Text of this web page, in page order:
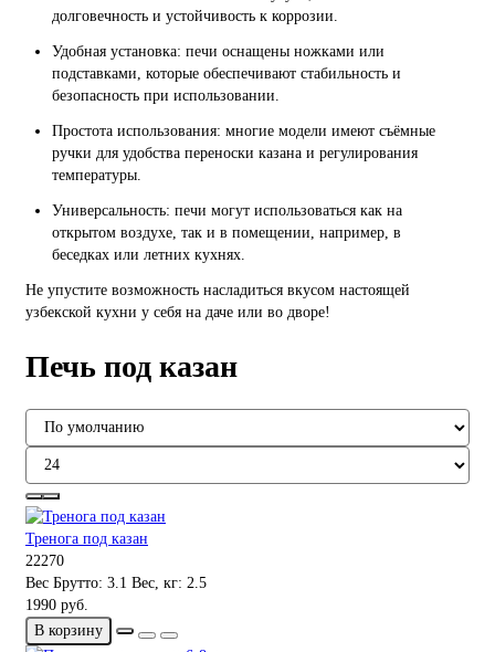
долговечность и устойчивость к коррозии.
Удобная установка: печи оснащены ножками или
подставками, которые обеспечивают стабильность и
безопасность при использовании.
Простота использования: многие модели имеют съёмные
ручки для удобства переноски казана и регулирования
температуры.
Универсальность: печи могут использоваться как на
открытом воздухе, так и в помещении, например, в
беседках или летних кухнях.
Не упустите возможность насладиться вкусом настоящей
узбекской кухни у себя на даче или во дворе!
Печь под казан
Тренога под казан
22270
Вес Брутто: 3.1 Вес, кг: 2.5
1990 руб.
В корзину